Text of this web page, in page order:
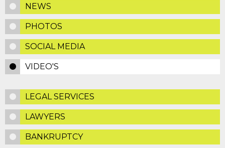
NEWS
PHOTOS
SOCIAL MEDIA
VIDEO'S
LEGAL SERVICES
LAWYERS
BANKRUPTCY